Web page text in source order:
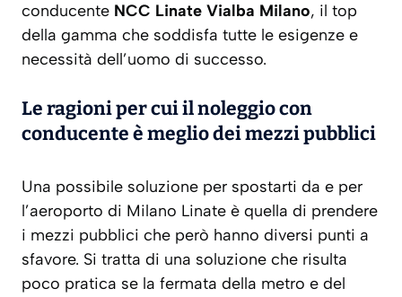
conducente NCC Linate Vialba Milano, il top
della gamma che soddisfa tutte le esigenze e
necessità dell’uomo di successo.
Le ragioni per cui il noleggio con
conducente è meglio dei mezzi pubblici
Una possibile soluzione per spostarti da e per
l’aeroporto di Milano Linate è quella di prendere
i mezzi pubblici che però hanno diversi punti a
sfavore. Si tratta di una soluzione che risulta
poco pratica se la fermata della metro e del